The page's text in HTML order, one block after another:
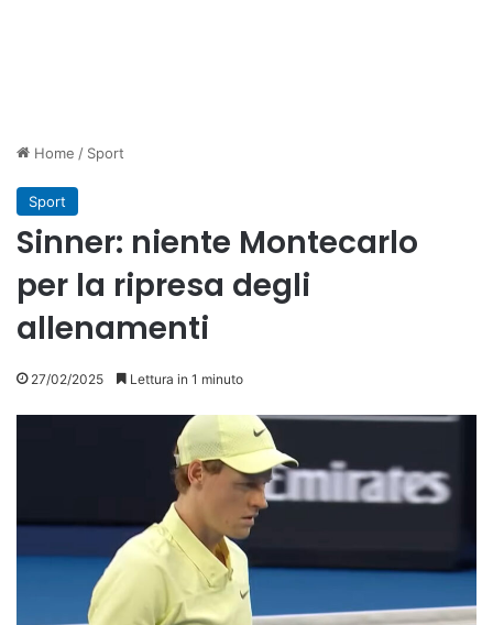
Home / Sport
Sport
Sinner: niente Montecarlo
per la ripresa degli
allenamenti
27/02/2025 Lettura in 1 minuto